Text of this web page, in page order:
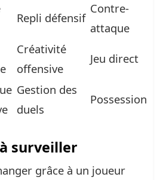
Repli défensif
Contre-
attaque
Créativité
offensive
Jeu direct
Gestion des
duels
Possession
surveiller
grâce à un joueur